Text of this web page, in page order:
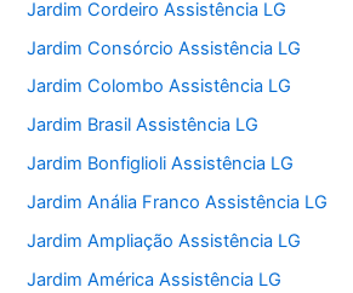
Jardim Cordeiro Assistência LG
Jardim Consórcio Assistência LG
Jardim Colombo Assistência LG
Jardim Brasil Assistência LG
Jardim Bonfiglioli Assistência LG
Jardim Anália Franco Assistência LG
Jardim Ampliação Assistência LG
Jardim América Assistência LG